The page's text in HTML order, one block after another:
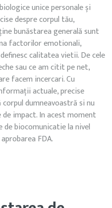
unice personale și
despre corpul tău,
bunăstarea generală sunt
factorilor emotionali,
calitatea vietii. De cele
sau ce am citit pe net,
facem incercari. Cu
actuale, precise
dumneavoastră si nu
impact. In acest moment
biocomunicatie la nivel
FDA.